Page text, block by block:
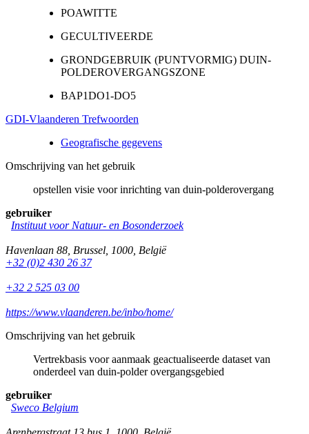
POAWITTE
GECULTIVEERDE
GRONDGEBRUIK (PUNTVORMIG) DUIN-
POLDEROVERGANGSZONE
BAP1DO1-DO5
GDI-Vlaanderen Trefwoorden
Geografische gegevens
Omschrijving van het gebruik
opstellen visie voor inrichting van duin-polderovergang
gebruiker
Instituut voor Natuur- en Bosonderzoek
Havenlaan 88 Brussel 1000 België
+32 (0)2 430 26 37
+32 2 525 03 00
https://www.vlaanderen.be/inbo/home/
Omschrijving van het gebruik
Vertrekbasis voor aanmaak geactualiseerde dataset van
onderdeel van duin-polder overgangsgebied
gebruiker
Sweco Belgium